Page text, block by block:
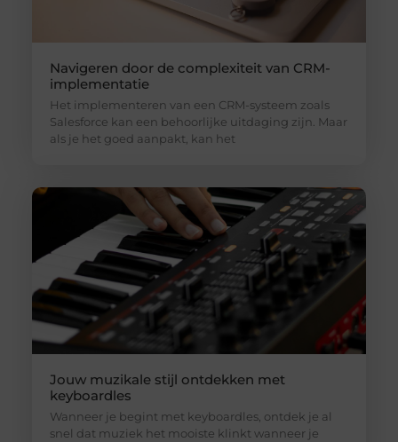
Navigeren door de complexiteit van CRM-
implementatie
Het implementeren van een CRM-systeem zoals
Salesforce kan een behoorlijke uitdaging zijn. Maar
als je het goed aanpakt, kan het
Jouw muzikale stijl ontdekken met
keyboardles
Wanneer je begint met keyboardles, ontdek je al
snel dat muziek het mooiste klinkt wanneer je